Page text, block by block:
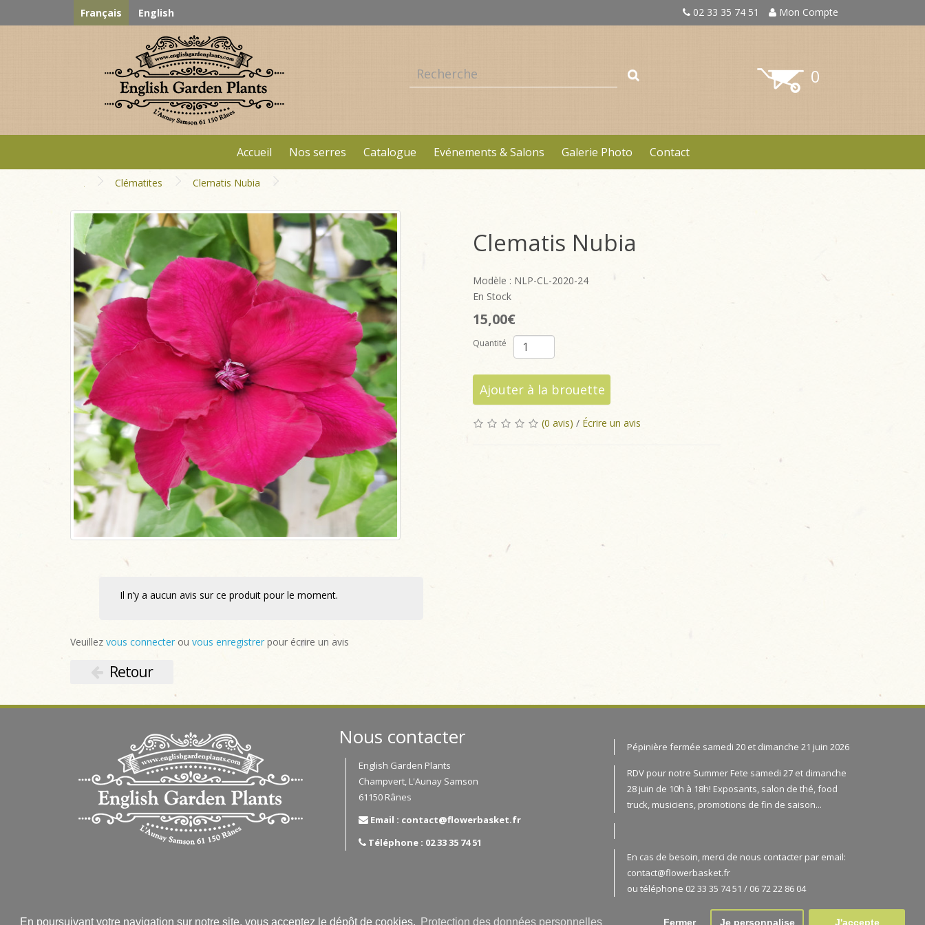
En poursuivant votre navigation sur notre site, vous acceptez le dépôt de cookies. Protection des données personnelles Fermer Je personnalise J'accepte
Français English 02 33 35 74 51 Mon Compte
0
Accueil Nos serres Catalogue Evénements & Salons Galerie Photo Contact
Clématites Clematis Nubia
Il n’y a aucun avis sur ce produit pour le moment.
Veuillez vous connecter ou vous enregistrer pour écrire un avis
Clematis Nubia
Modèle : NLP-CL-2020-24
En Stock
15,00€
Quantité
Ajouter à la brouette
(0 avis) / Écrire un avis
Retour
Nous contacter
English Garden Plants
Champvert, L'Aunay Samson
61150 Rânes
Email : contact@flowerbasket.fr
Téléphone : 02 33 35 74 51
Pépinière fermée samedi 20 et dimanche 21 juin 2026
RDV pour notre Summer Fete samedi 27 et dimanche
28 juin de 10h à 18h! Exposants, salon de thé, food
truck, musiciens, promotions de fin de saison...
En cas de besoin, merci de nous contacter par email:
contact@flowerbasket.fr
ou téléphone 02 33 35 74 51 / 06 72 22 86 04